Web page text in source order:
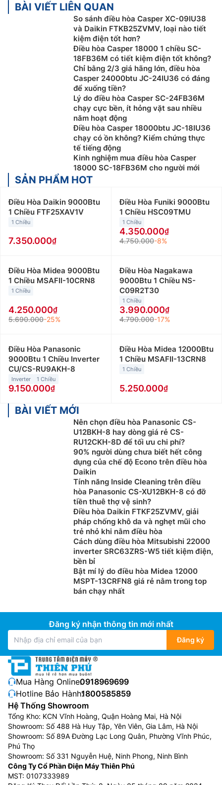
BÀI VIẾT LIÊN QUAN
So sánh điều hòa Casper XC-09IU38
và Daikin FTKB25ZVMV, loại nào tiết
kiệm điện tốt hơn?
Điều hòa Casper 18000 1 chiều SC-
18FB36M có tiết kiệm điện tốt không?
Chỉ bằng 2/3 giá hãng lớn, điều hòa
Casper 24000btu JC-24IU36 có đáng
để xuống tiền?
Lý do điều hòa Casper SC-24FB36M
chạy cực bền, ít hỏng vặt sau nhiều
năm hoạt động
Điều hòa Casper 18000btu JC-18IU36
chạy có ồn không? Kiểm chứng thực
tế tiếng động
Kinh nghiệm mua điều hòa Casper
18000 SC-18FB36M cho người mới
SẢN PHẨM HOT
Điều Hòa Daikin 9000Btu
1 Chiều FTF25XAV1V
1 Chiều
7.350.000
Điều Hòa Funiki 9000Btu
1 Chiều HSC09TMU
1 Chiều
4.350.000
4.750.000-8%
Điều Hòa Midea 9000Btu
1 Chiều MSAFII-10CRN8
1 Chiều
4.250.000
5.690.000-25%
Điều Hòa Nagakawa
9000Btu 1 Chiều NS-
C09R2T30
1 Chiều
3.990.000
4.790.000-17%
Điều Hòa Panasonic
9000Btu 1 Chiều Inverter
CU/CS-RU9AKH-8
Inverter 1 Chiều
9.150.000
Điều Hòa Midea 12000Btu
1 Chiều MSAFII-13CRN8
1 Chiều
5.250.000
BÀI VIẾT MỚI
Nên chọn điều hòa Panasonic CS-
U12BKH-8 hay dòng giá rẻ CS-
RU12CKH-8D để tối ưu chi phí?
90% người dùng chưa biết hết công
dụng của chế độ Econo trên điều hòa
Daikin
Tính năng Inside Cleaning trên điều
hòa Panasonic CS-XU12BKH-8 có đỡ
tiền thuê thợ vệ sinh?
Điều hòa Daikin FTKF25ZVMV, giải
pháp chống khô da và nghẹt mũi cho
trẻ nhỏ khi nằm điều hòa
Cách dùng điều hòa Mitsubishi 22000
inverter SRC63ZRS-W5 tiết kiệm điện,
bền bỉ
Bật mí lý do điều hòa Midea 12000
MSPT-13CRFN8 giá rẻ nằm trong top
bán chạy nhất
Đăng ký nhận thông tin mới nhất
Đăng ký
Mua Hàng Online:0918969699
Hotline Bảo Hành:1800585859
Hệ Thống Showroom
Tổng Kho: KCN Vĩnh Hoàng, Quận Hoàng Mai, Hà Nội
Showroom: Số 488 Hà Huy Tập, Yên Viên, Gia Lâm, Hà Nội
Showroom: Số 89A Đường Lạc Long Quân, Phường Vĩnh Phúc,
Phú Thọ
Showroom: Số 331 Nguyễn Huệ, Ninh Phong, Ninh Bình
Công Ty Cổ Phần Điện Máy Thiên Phú
MST: 0107333989